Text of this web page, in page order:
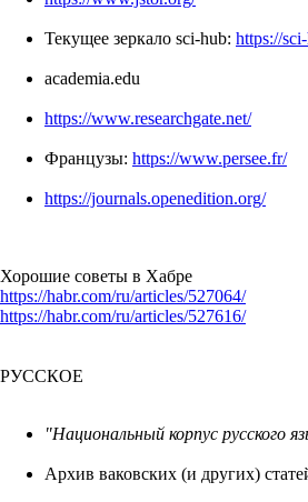
Текущее зеркало sci-hub: https://
academia.edu
https://www.researchgate.net/
Французы: https://www.persee.fr/
https://journals.openedition.org/
Хорошие советы в Хабре
https://habr.com/ru/articles/527064/
https://habr.com/ru/articles/527616/
РУССКОЕ
"Национальный корпус русского
Архив ваковских (и других)